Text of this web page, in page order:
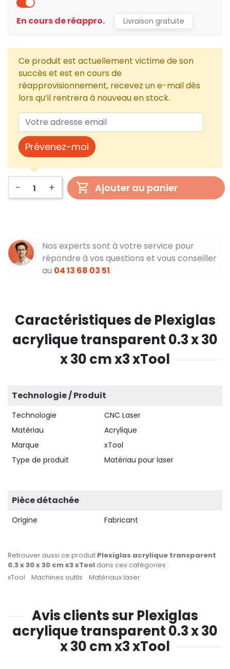
En cours de réappro. Livraison gratuite
Ce produit est actuellement victime de son
succès et est en cours de
réapprovisionnement, recevez un e-mail dès
lors qu’il rentrera à nouveau en stock.
Prévenez-moi
- + Ajouter au panier
Nos experts sont à votre service pour
répondre à vos questions et vous conseiller
au 04 13 68 03 51.
Caractéristiques de Plexiglas
acrylique transparent 0.3 x 30
x 30 cm x3 xTool
Technologie / Produit
Technologie
CNC Laser
Matériau
Acrylique
Marque
xTool
Type de produit
Matériau pour laser
Pièce détachée
Origine Fabricant
Retrouver aussi ce produit Plexiglas acrylique transparent
0.3 x 30 x 30 cm x3 xTooldans ces catégories :
xTool
Machines outils Matériaux laser
Avis clients sur Plexiglas
acrylique transparent 0.3 x 30
x 30 cm x3 xTool